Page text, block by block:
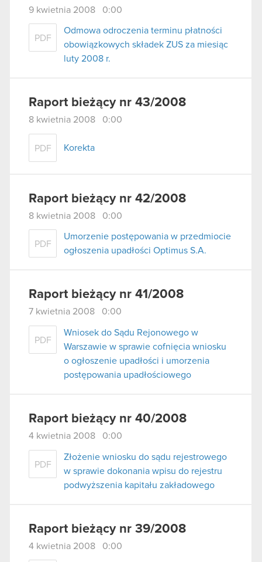
9 kwietnia 2008 0:00
PDF
Odmowa odroczenia terminu płatności
obowiązkowych składek ZUS za miesiąc
luty 2008 r.
Raport bieżący nr 43/2008
8 kwietnia 2008 0:00
PDF Korekta
Raport bieżący nr 42/2008
8 kwietnia 2008 0:00
PDF
Umorzenie postępowania w przedmiocie
ogłoszenia upadłości Optimus S.A.
Raport bieżący nr 41/2008
7 kwietnia 2008 0:00
PDF
Wniosek do Sądu Rejonowego w
Warszawie w sprawie cofnięcia wniosku
o ogłoszenie upadłości i umorzenia
postępowania upadłościowego
Raport bieżący nr 40/2008
4 kwietnia 2008 0:00
PDF
Złożenie wniosku do sądu rejestrowego
w sprawie dokonania wpisu do rejestru
podwyższenia kapitału zakładowego
Raport bieżący nr 39/2008
4 kwietnia 2008 0:00